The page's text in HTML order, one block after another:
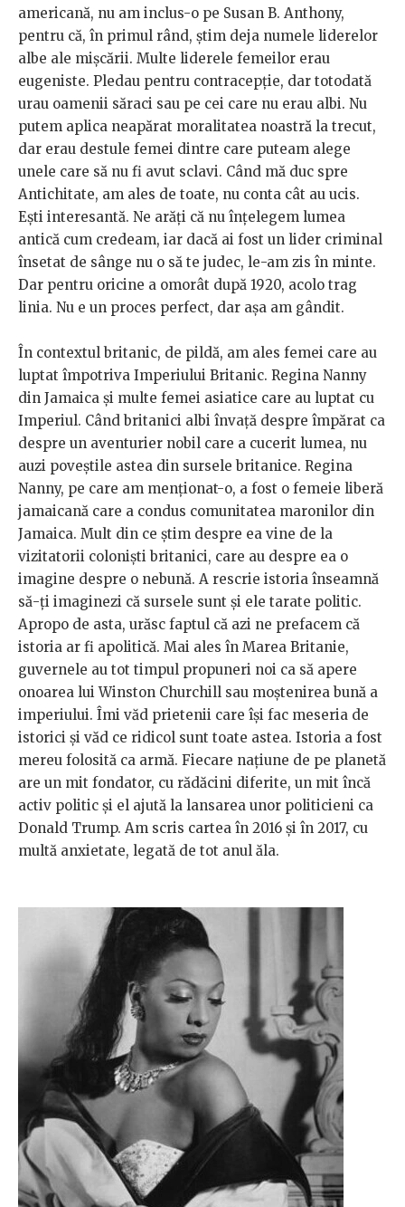
americană, nu am inclus-o pe Susan B. Anthony,
pentru că, în primul rând, știm deja numele liderelor
albe ale mișcării. Multe liderele femeilor erau
eugeniste. Pledau pentru contracepție, dar totodată
urau oamenii săraci sau pe cei care nu erau albi. Nu
putem aplica neapărat moralitatea noastră la trecut,
dar erau destule femei dintre care puteam alege
unele care să nu fi avut sclavi. Când mă duc spre
Antichitate, am ales de toate, nu conta cât au ucis.
Ești interesantă. Ne arăți că nu înțelegem lumea
antică cum credeam, iar dacă ai fost un lider criminal
însetat de sânge nu o să te judec, le-am zis în minte.
Dar pentru oricine a omorât după 1920, acolo trag
linia. Nu e un proces perfect, dar așa am gândit.
În contextul britanic, de pildă, am ales femei care au
luptat împotriva Imperiului Britanic. Regina Nanny
din Jamaica și multe femei asiatice care au luptat cu
Imperiul. Când britanici albi învață despre împărat ca
despre un aventurier nobil care a cucerit lumea, nu
auzi poveștile astea din sursele britanice. Regina
Nanny, pe care am menționat-o, a fost o femeie liberă
jamaicană care a condus comunitatea maronilor din
Jamaica. Mult din ce știm despre ea vine de la
vizitatorii coloniști britanici, care au despre ea o
imagine despre o nebună. A rescrie istoria înseamnă
să-ți imaginezi că sursele sunt și ele tarate politic.
Apropo de asta, urăsc faptul că azi ne prefacem că
istoria ar fi apolitică. Mai ales în Marea Britanie,
guvernele au tot timpul propuneri noi ca să apere
onoarea lui Winston Churchill sau moștenirea bună a
imperiului. Îmi văd prietenii care își fac meseria de
istorici și văd ce ridicol sunt toate astea. Istoria a fost
mereu folosită ca armă. Fiecare națiune de pe planetă
are un mit fondator, cu rădăcini diferite, un mit încă
activ politic și el ajută la lansarea unor politicieni ca
Donald Trump. Am scris cartea în 2016 și în 2017, cu
multă anxietate, legată de tot anul ăla.